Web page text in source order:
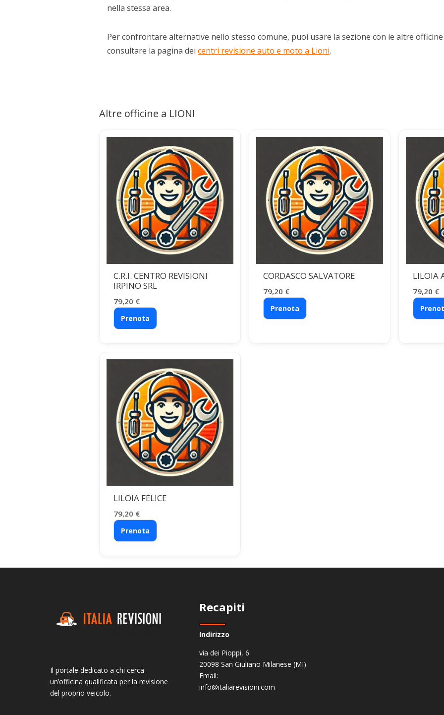
nella stessa area.
Per confrontare alternative nello stesso comune, puoi usare la sezione con le altre
consultare la pagina deicentri revisione auto e moto a Lioni.
Altre officine a LIONI
C.R.I. CENTRO REVISIONI
IRPINO SRL
79,20 €
Prenota
CORDASCO SALVATORE
79,20 €
Prenota
LILOIA
79,20 €
LILOIA FELICE
79,20 €
Prenota
Il portale dedicato a chi cerca
un’officina qualificata per la revisione
del proprio veicolo.
Recapiti
Indirizzo
via dei Pioppi, 6
20098 San Giuliano Milanese (MI)
Email:
info@italiarevisioni.com